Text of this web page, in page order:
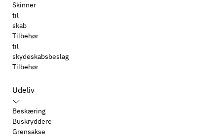
Skinner
til
skab
Tilbehør
til
skydeskabsbeslag
Tilbehør
Udeliv
Beskæring
Buskryddere
Grensakse